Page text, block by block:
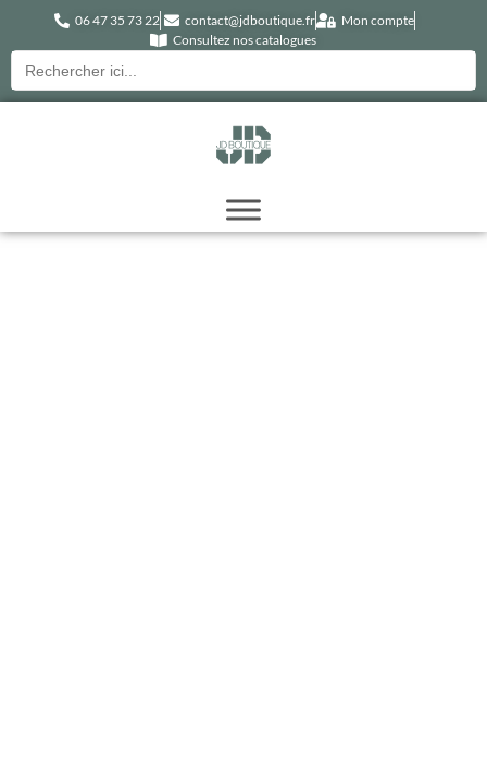
06 47 35 73 22 contact@jdboutique.fr
Mon compte
Consultez nos catalogues
Recherche
pour :